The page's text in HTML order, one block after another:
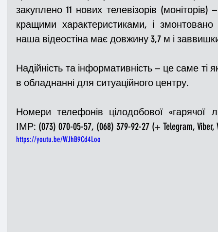
закуплено 11 нових телевізорів
кращими характеристиками, і
наша відеостіна має довжину 3,7 м і
Надійність та інформативність – це саме ті
в обладнанні для ситуаційного центру.
Номери телефонів цілодобової «гарячої
ІМР: (073) 070-05-57, (068) 379-92-27 (+ Telegram, Viber,
https://youtu.be/WJhB9Cd4Loo